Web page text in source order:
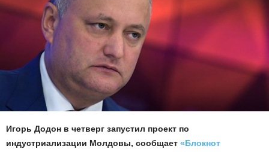
Игорь Додон в четверг запустил проект по
индустриализации Молдовы, сообщает «Блокнот